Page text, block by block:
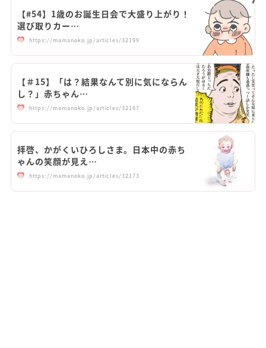
【#54】1歳のお誕生日会で大盛り上がり！
選び取りカー…
https://mamanoko.jp/articles/32199
【＃15】「は？結果なんて別に気にならん
し？」赤ちゃん…
https://mamanoko.jp/articles/32167
拝啓、かがくいひろしさま。日本中の赤ち
ゃんの笑顔が見え…
https://mamanoko.jp/articles/32173